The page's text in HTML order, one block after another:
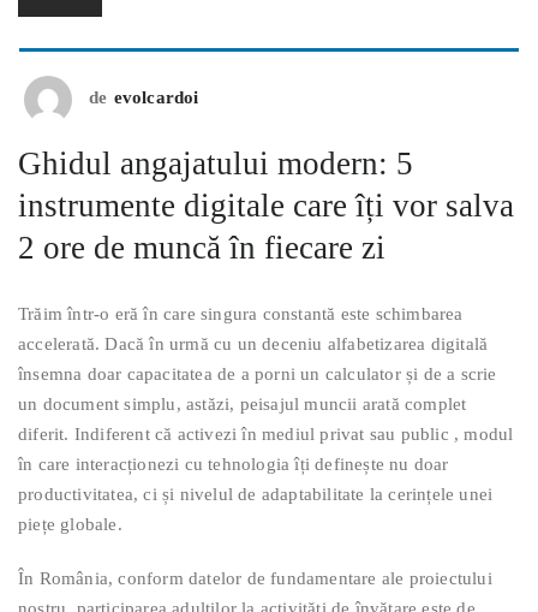
de evolcardoi
Ghidul angajatului modern: 5
instrumente digitale care îți vor salva
2 ore de muncă în fiecare zi
Trăim într-o eră în care singura constantă este schimbarea
accelerată. Dacă în urmă cu un deceniu alfabetizarea digitală
însemna doar capacitatea de a porni un calculator și de a scrie
un document simplu, astăzi, peisajul muncii arată complet
diferit. Indiferent că activezi în mediul privat sau public , modul
în care interacționezi cu tehnologia îți definește nu doar
productivitatea, ci și nivelul de adaptabilitate la cerințele unei
piețe globale.
În România, conform datelor de fundamentare ale proiectului